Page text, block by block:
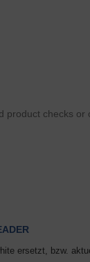
checks or
ersetzt, bzw.